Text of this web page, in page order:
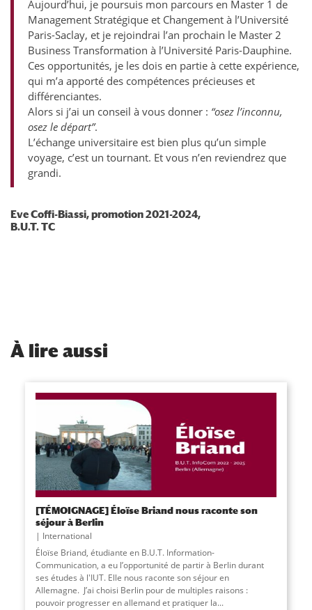
Aujourd’hui, je poursuis mon parcours en Master 1 de
Management Stratégique et Changement à l’Université
Paris-Saclay, et je rejoindrai l’an prochain le Master 2
Business Transformation à l’Université Paris-Dauphine.
Ces opportunités, je les dois en partie à cette expérience,
qui m’a apporté des compétences précieuses et
différenciantes.
Alors si j’ai un conseil à vous donner : “osez l’inconnu,
osez le départ”.
L’échange universitaire est bien plus qu’un simple
voyage, c’est un tournant. Et vous n’en reviendrez que
grandi.
Eve Coffi-Biassi, promotion 2021-2024,
B.U.T. TC
À lire aussi
[TÉMOIGNAGE] Éloïse Briand nous raconte son
séjour à Berlin
International
Éloïse Briand, étudiante en B.U.T. Information-
Communication, a eu l’opportunité de partir à Berlin durant
ses études à l'IUT. Elle nous raconte son séjour en
Allemagne. J’ai choisi Berlin pour de multiples raisons :
pouvoir progresser en allemand et pratiquer la...